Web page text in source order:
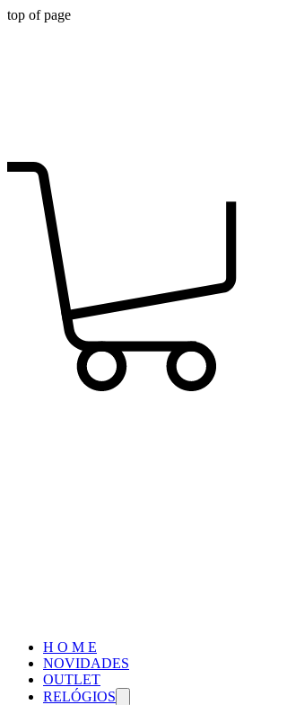
top of page
H O M E
NOVIDADES
OUTLET
RELÓGIOS